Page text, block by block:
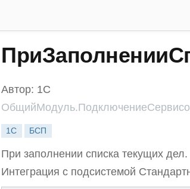
Автор: 1С
1С БСП
При заполнении списка текущих дел.
Интеграция с подсистемой